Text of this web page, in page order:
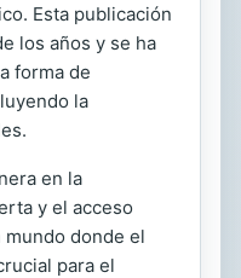
Esta publicación
los años y se ha
forma de
la
en la
y el acceso
donde el
para el